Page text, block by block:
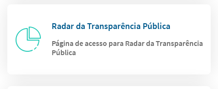
Radar da Transparência Pública
Página de acesso para Radar da Transparência
Pública